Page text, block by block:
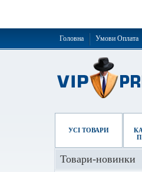
Головна Умови Оплата
УСІ ТОВАРИ
Товари-новинки